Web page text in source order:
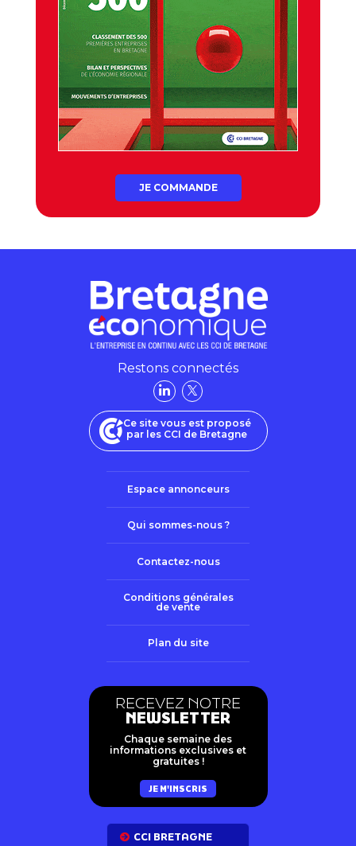
JE COMMANDE
Restons connectés
Ce site vous est proposé
par les CCI de Bretagne
Espace annonceurs
Qui sommes-nous ?
Contactez-nous
Conditions générales
de vente
Plan du site
RECEVEZ NOTRE
NEWSLETTER
Chaque semaine des
informations exclusives et
gratuites !
JE M'INSCRIS
CCI BRETAGNE